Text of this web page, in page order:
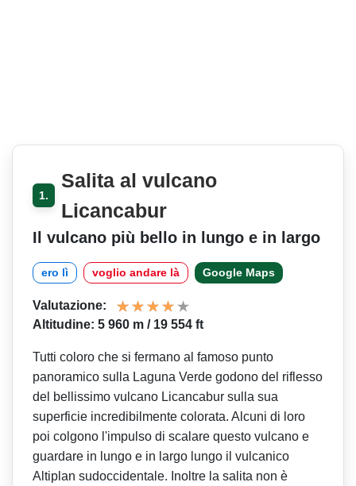
1.
Salita al vulcano
Licancabur
Il vulcano più bello in lungo e in largo
ero lì voglio andare là Google Maps
Valutazione:
Altitudine: 5 960 m / 19 554 ft
Tutti coloro che si fermano al famoso punto
panoramico sulla Laguna Verde godono del riflesso
del bellissimo vulcano Licancabur sulla sua
superficie incredibilmente colorata. Alcuni di loro
poi colgono l'impulso di scalare questo vulcano e
guardare in lungo e in largo lungo il vulcanico
Altiplan sudoccidentale. Inoltre la salita non è